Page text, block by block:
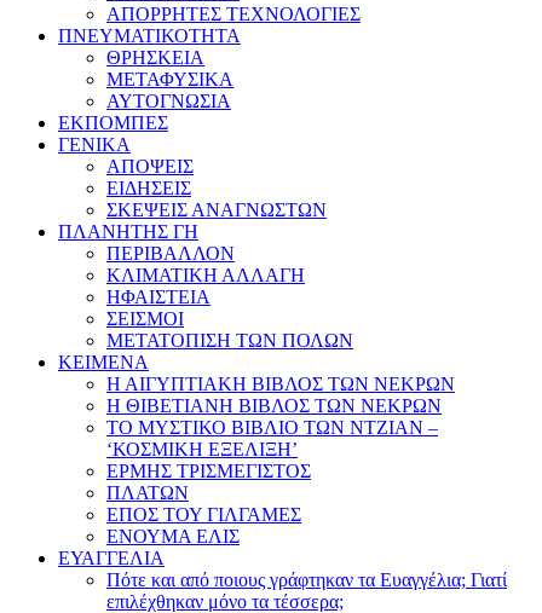
ΑΠΟΡΡΗΤΕΣ ΤΕΧΝΟΛΟΓΙΕΣ
ΠΝΕΥΜΑΤΙΚΟΤΗΤΑ
ΘΡΗΣΚΕΙΑ
ΜΕΤΑΦΥΣΙΚΑ
ΑΥΤΟΓΝΩΣΙΑ
ΕΚΠΟΜΠΕΣ
ΓΕΝΙΚΑ
ΑΠΟΨΕΙΣ
ΕΙΔΗΣΕΙΣ
ΣΚΕΨΕΙΣ ΑΝΑΓΝΩΣΤΩΝ
ΠΛΑΝΗΤΗΣ ΓΗ
ΠΕΡΙΒΑΛΛΟΝ
ΚΛΙΜΑΤΙΚΗ ΑΛΛΑΓΗ
ΗΦΑΙΣΤΕΙΑ
ΣΕΙΣΜΟΙ
ΜΕΤΑΤΟΠΙΣΗ ΤΩΝ ΠΟΛΩΝ
ΚΕΙΜΕΝΑ
Η ΑΙΓΥΠΤΙΑΚΗ ΒΙΒΛΟΣ ΤΩΝ ΝΕΚΡΩΝ
Η ΘΙΒΕΤΙΑΝΗ ΒΙΒΛΟΣ ΤΩΝ ΝΕΚΡΩΝ
ΤΟ ΜΥΣΤΙΚΟ ΒΙΒΛΙΟ ΤΩΝ ΝΤΖΙΑΝ –
‘ΚΟΣΜΙΚΗ ΕΞΕΛΙΞΗ’
ΕΡΜΗΣ ΤΡΙΣΜΕΓΙΣΤΟΣ
ΠΛΑΤΩΝ
ΕΠΟΣ ΤΟΥ ΓΙΛΓΑΜΕΣ
ΕΝΟΥΜΑ ΕΛΙΣ
ΕΥΑΓΓΕΛΙΑ
Πότε και από ποιους γράφτηκαν τα Ευαγγέλια; Γιατί
επιλέχθηκαν μόνο τα τέσσερα;